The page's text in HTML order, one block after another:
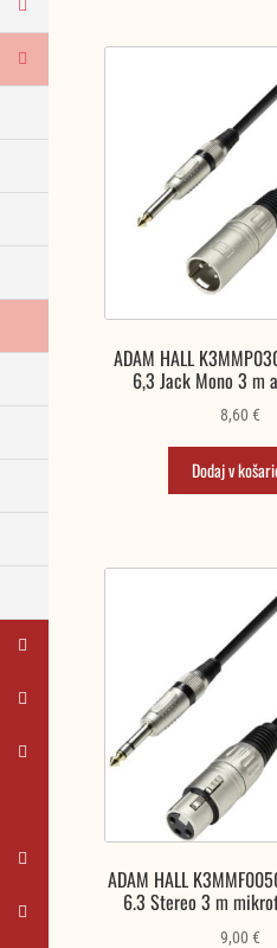
ADAM HALL
6,3 Jack Mono 3 m
8,60€
Dodaj v
ADAM HALL
6.3 Stereo 3 m
9,00€